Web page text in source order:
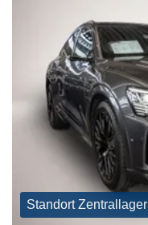
Standort Zentrallager